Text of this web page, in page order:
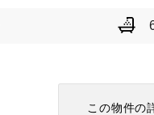
この物件の